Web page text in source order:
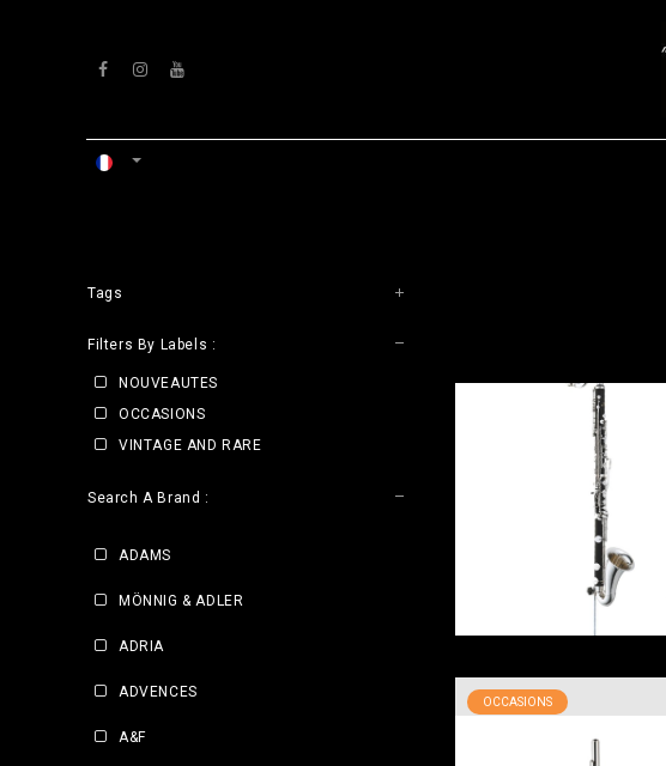
Tags
Filters By Labels :
NOUVEAUTES
OCCASIONS
VINTAGE AND RARE
Search A Brand :
ADAMS
MÖNNIG & ADLER
ADRIA
ADVENCES
A&F
OCCASIONS